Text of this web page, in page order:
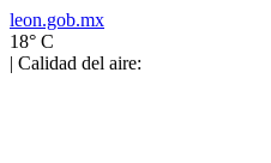
leon.gob.mx
18° C
| Calidad del aire: